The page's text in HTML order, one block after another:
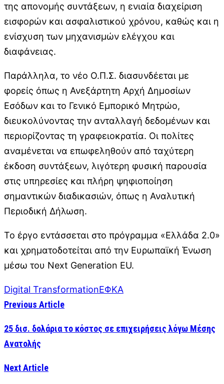
της απονομής συντάξεων, η ενιαία διαχείριση
εισφορών και ασφαλιστικού χρόνου, καθώς και η
ενίσχυση των μηχανισμών ελέγχου και
διαφάνειας.
Παράλληλα, το νέο Ο.Π.Σ. διασυνδέεται με
φορείς όπως η Ανεξάρτητη Αρχή Δημοσίων
Εσόδων και το Γενικό Εμπορικό Μητρώο,
διευκολύνοντας την ανταλλαγή δεδομένων και
περιορίζοντας τη γραφειοκρατία. Οι πολίτες
αναμένεται να επωφεληθούν από ταχύτερη
έκδοση συντάξεων, λιγότερη φυσική παρουσία
στις υπηρεσίες και πλήρη ψηφιοποίηση
σημαντικών διαδικασιών, όπως η Αναλυτική
Περιοδική Δήλωση.
Το έργο εντάσσεται στο πρόγραμμα «Ελλάδα 2.0»
και χρηματοδοτείται από την Ευρωπαϊκή Ένωση
μέσω του Next Generation EU.
Digital TransformationΕΦΚΑ
Previous Article
25 δισ. δολάρια το κόστος σε επιχειρήσεις λόγω Μέσης
Ανατολής
Next Article